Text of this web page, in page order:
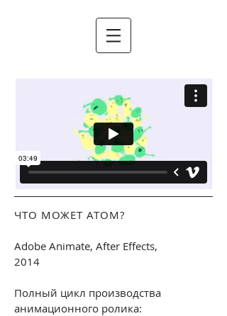
ЧТО МОЖЕТ АТОМ?
Adobe Animate, After Effects,
2014
Полный цикл производства
анимационного ролика: